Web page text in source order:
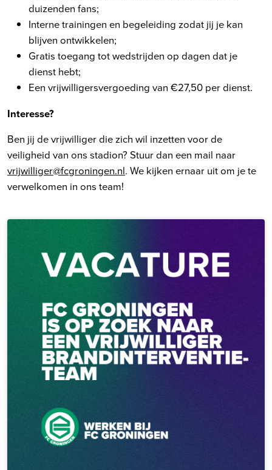
duizenden fans;
Interne trainingen en begeleiding zodat jij je kan
blijven ontwikkelen;
Gratis toegang tot wedstrijden op dagen dat je
dienst hebt;
Een vrijwilligersvergoeding van €27,50 per dienst.
Interesse?
Ben jij de vrijwilliger die zich wil inzetten voor de
veiligheid van ons stadion? Stuur dan een mail naar
vrijwilliger@fcgroningen.nl. We kijken ernaar uit om je te
verwelkomen in ons team!